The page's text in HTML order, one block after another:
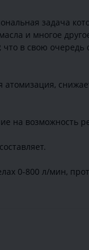
задача
и многое
в свою очередь
на возможность
0-800 л/мин,